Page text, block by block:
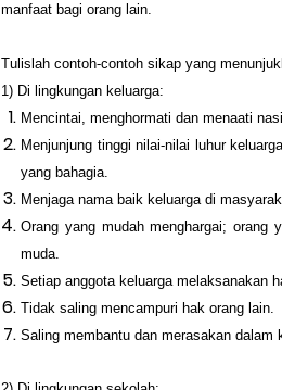
manfaat bagi orang lain.
Tulislah contoh-contoh sikap yang
1) Di lingkungan keluarga:
Mencintai, menghormati dan menaati
Menjunjung tinggi nilai-nilai luhur
yang bahagia.
Menjaga nama baik keluarga di
Orang yang mudah menghargai; orang
muda.
Setiap anggota keluarga melaksanakan
Tidak saling mencampuri hak orang lain.
Saling membantu dan merasakan dalam